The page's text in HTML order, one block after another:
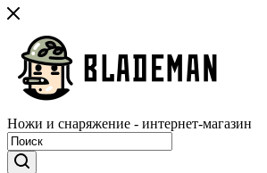
Ножи и снаряжение - интернет-магазин